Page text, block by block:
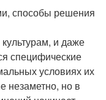
способы решения
и даже
специфические
условиях их
незаметно, но в